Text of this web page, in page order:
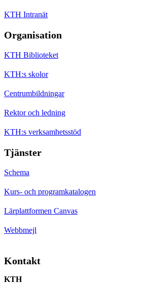
KTH Intranät
Organisation
KTH Biblioteket
KTH:s skolor
Centrumbildningar
Rektor och ledning
KTH:s verksamhetsstöd
Tjänster
Schema
Kurs- och programkatalogen
Lärplattformen Canvas
Webbmejl
Kontakt
KTH